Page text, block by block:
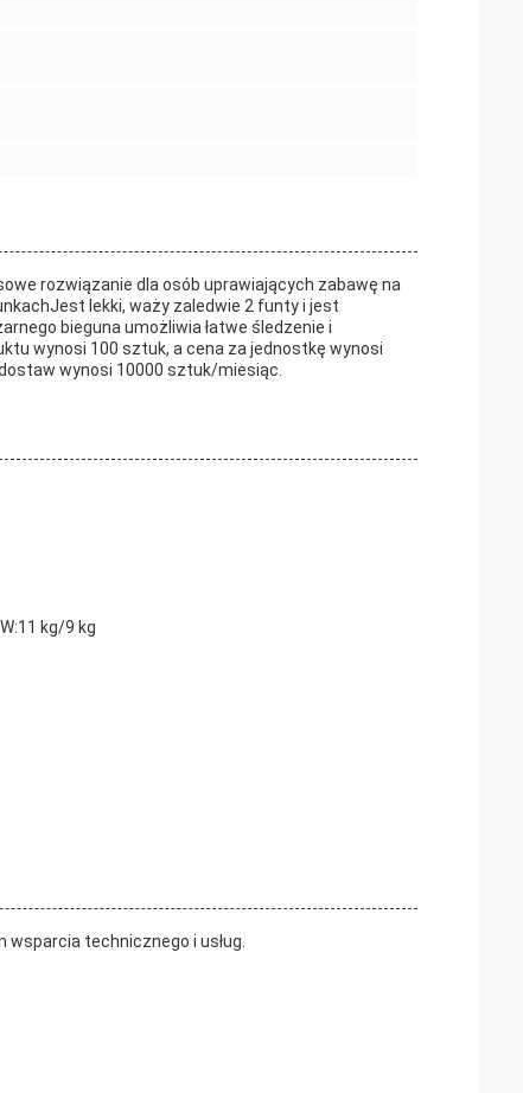
rozwiązanie dla osób uprawiających zabawę na
lekki, waży zaledwie 2 funty i jest
bieguna umożliwia łatwe śledzenie i
wynosi 100 sztuk, a cena za jednostkę wynosi
wynosi 10000 sztuk/miesiąc.
kg/9 kg
technicznego i usług.